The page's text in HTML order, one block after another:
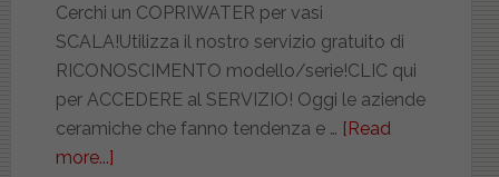
Cerchi un COPRIWATER per vasi
SCALA!Utilizza il nostro servizio gratuito di
RICONOSCIMENTO modello/serie!CLIC qui
per ACCEDERE al SERVIZIO! Oggi le aziende
ceramiche che fanno tendenza e … [Read
more...]